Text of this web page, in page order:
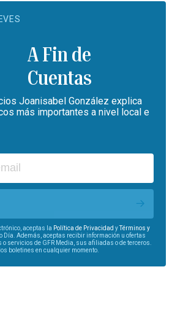
A Fin de
Cuentas
Joanisabel González explica
más importantes a nivel local e
aceptas la Política de Privacidad yTérminos y
Día. Además, aceptas recibir información u ofertas
servicios de GFR Media, sus afiliadas o de terceros.
boletines en cualquier momento.